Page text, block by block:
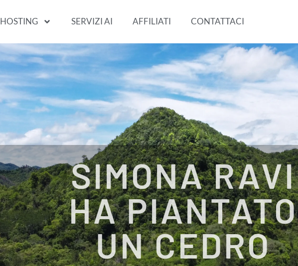
HOSTING SERVIZI AI AFFILIATI CONTATTACI
SIMONA RAVI
HA PIANTATO
UN CEDRO